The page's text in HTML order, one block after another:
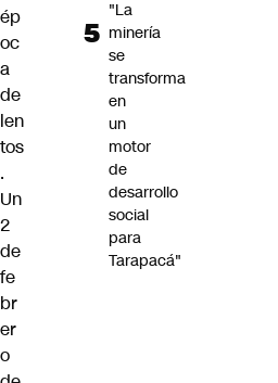
ép
oc
a
de
len
tos
.
Un
2
de
fe
br
er
o
"La
minería
se
transforma
en
un
motor
de
desarrollo
social
para
Tarapacá"